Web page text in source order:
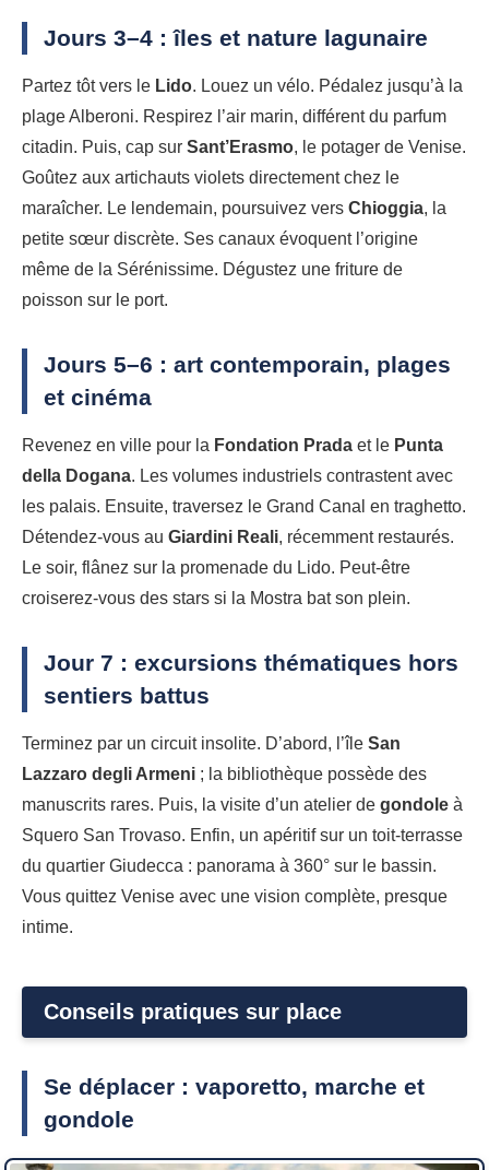
Jours 3–4 : îles et nature lagunaire
Partez tôt vers le Lido. Louez un vélo. Pédalez jusqu’à la
plage Alberoni. Respirez l’air marin, différent du parfum
citadin. Puis, cap sur Sant’Erasmo, le potager de Venise.
Goûtez aux artichauts violets directement chez le
maraîcher. Le lendemain, poursuivez vers Chioggia, la
petite sœur discrète. Ses canaux évoquent l’origine
même de la Sérénissime. Dégustez une friture de
poisson sur le port.
Jours 5–6 : art contemporain, plages
et cinéma
Revenez en ville pour la Fondation Prada et le Punta
della Dogana. Les volumes industriels contrastent avec
les palais. Ensuite, traversez le Grand Canal en traghetto.
Détendez-vous au Giardini Reali, récemment restaurés.
Le soir, flânez sur la promenade du Lido. Peut-être
croiserez-vous des stars si la Mostra bat son plein.
Jour 7 : excursions thématiques hors
sentiers battus
Terminez par un circuit insolite. D’abord, l’île San
Lazzaro degli Armeni ; la bibliothèque possède des
manuscrits rares. Puis, la visite d’un atelier de gondole à
Squero San Trovaso. Enfin, un apéritif sur un toit-terrasse
du quartier Giudecca : panorama à 360° sur le bassin.
Vous quittez Venise avec une vision complète, presque
intime.
Conseils pratiques sur place
Se déplacer : vaporetto, marche et
gondole